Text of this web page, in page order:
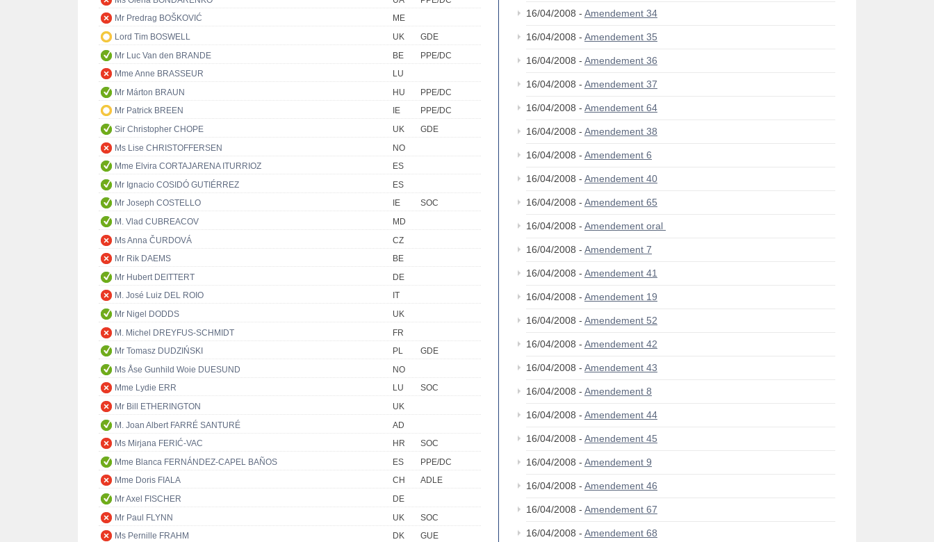
Mr Predrag BOŠKOVIĆ
ME
Lord Tim BOSWELL
UK
GDE
Mr Luc Van den BRANDE
BE
PPE/DC
Mme Anne BRASSEUR
LU
Mr Márton BRAUN
HU
PPE/DC
Mr Patrick BREEN
IE
PPE/DC
Sir Christopher CHOPE
UK
GDE
Ms Lise CHRISTOFFERSEN
NO
Mme Elvira CORTAJARENA ITURRIOZ
ES
Mr Ignacio COSIDÓ GUTIÉRREZ
ES
Mr Joseph COSTELLO
IE
SOC
M. Vlad CUBREACOV
MD
Ms Anna ČURDOVÁ
CZ
Mr Rik DAEMS
BE
Mr Hubert DEITTERT
DE
M. José Luiz DEL ROIO
IT
Mr Nigel DODDS
UK
M. Michel DREYFUS-SCHMIDT
FR
Mr Tomasz DUDZIŃSKI
PL
GDE
Ms Åse Gunhild Woie DUESUND
NO
Mme Lydie ERR
LU
SOC
Mr Bill ETHERINGTON
UK
M. Joan Albert FARRÉ SANTURÉ
AD
Ms Mirjana FERIĆ-VAC
HR
SOC
Mme Blanca FERNÁNDEZ-CAPEL BAÑOS
ES
PPE/DC
Mme Doris FIALA
CH
ADLE
Mr Axel FISCHER
DE
Mr Paul FLYNN
UK
SOC
Ms Pernille FRAHM
DK
GUE
16/04/2008 - Amendement 34
16/04/2008 - Amendement 35
16/04/2008 - Amendement 36
16/04/2008 - Amendement 37
16/04/2008 - Amendement 64
16/04/2008 - Amendement 38
16/04/2008 - Amendement 6
16/04/2008 - Amendement 40
16/04/2008 - Amendement 65
16/04/2008 - Amendement oral
16/04/2008 - Amendement 7
16/04/2008 - Amendement 41
16/04/2008 - Amendement 19
16/04/2008 - Amendement 52
16/04/2008 - Amendement 42
16/04/2008 - Amendement 43
16/04/2008 - Amendement 8
16/04/2008 - Amendement 44
16/04/2008 - Amendement 45
16/04/2008 - Amendement 9
16/04/2008 - Amendement 46
16/04/2008 - Amendement 67
16/04/2008 - Amendement 68